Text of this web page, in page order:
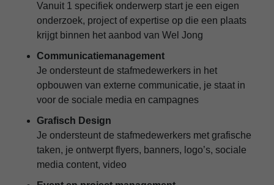
Vanuit 1 specifiek onderwerp start je een eigen
onderzoek, project of expertise op die een plaats
krijgt binnen het aanbod van Wel Jong
Communicatiemanagement
Je ondersteunt de stafmedewerkers in het
opbouwen van externe communicatie, je staat in
voor de sociale media en campagnes
Grafisch Design
Je ondersteunt de stafmedewerkers met grafische
taken, je ontwerpt flyers, banners, logo’s, sociale
media content, video